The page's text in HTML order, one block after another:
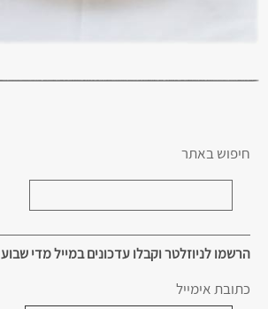
חיפוש באתר
הרשמו לניוזלטר וקבלו עדכונים במייל מדי שבוע
כתובת אימייל